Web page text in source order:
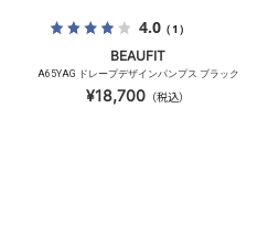
4.0（1）
BEAUFIT
A65YAG ドレープデザインパンプス ブラック
¥18,700 （税込）